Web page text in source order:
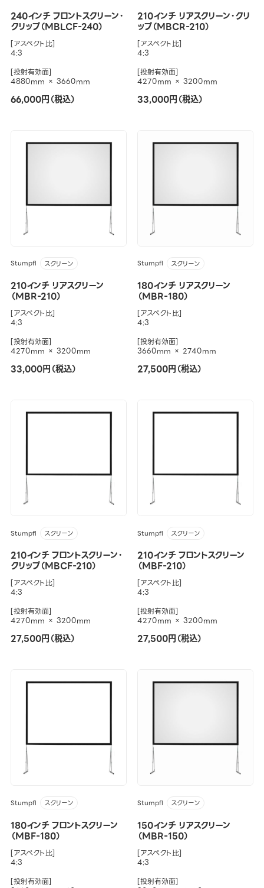
240インチ フロントスクリーン・
クリップ（MBLCF-240）
[アスペクト比]
4:3
[投射有効面]
4880mm × 3660mm
66,000円（税込）
210インチ リアスクリーン・クリ
ップ（MBCR-210）
[アスペクト比]
4:3
[投射有効面]
4270mm × 3200mm
33,000円（税込）
Stumpfl スクリーン
210インチ リアスクリーン
（MBR-210）
[アスペクト比]
4:3
[投射有効面]
4270mm × 3200mm
33,000円（税込）
Stumpfl スクリーン
180インチ リアスクリーン
（MBR-180）
[アスペクト比]
4:3
[投射有効面]
3660mm × 2740mm
27,500円（税込）
Stumpfl スクリーン
210インチ フロントスクリーン・
クリップ（MBCF-210）
[アスペクト比]
4:3
[投射有効面]
4270mm × 3200mm
27,500円（税込）
Stumpfl スクリーン
210インチ フロントスクリーン
（MBF-210）
[アスペクト比]
4:3
[投射有効面]
4270mm × 3200mm
27,500円（税込）
Stumpfl スクリーン
180インチ フロントスクリーン
（MBF-180）
[アスペクト比]
4:3
[投射有効面]
Stumpfl スクリーン
150インチ リアスクリーン
（MBR-150）
[アスペクト比]
4:3
[投射有効面]